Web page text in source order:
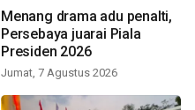
Menang drama adu penalti,
Persebaya juarai Piala
Presiden 2026
Jumat, 7 Agustus 2026